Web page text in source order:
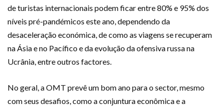
de turistas internacionais podem ficar entre 80% e 95% dos
níveis pré-pandémicos este ano, dependendo da
desaceleração económica, de como as viagens se recuperam
na Ásia e no Pacífico e da evolução da ofensiva russa na
Ucrânia, entre outros factores.
No geral, a OMT prevê um bom ano para o sector, mesmo
com seus desafios, como a conjuntura econômica e a